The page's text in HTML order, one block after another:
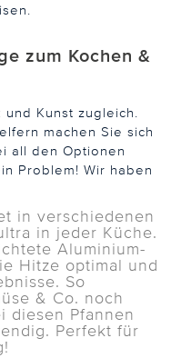
zum Kochen &
Kunst zugleich.
machen Sie sich
all den Optionen
Problem! Wir haben
in verschiedenen
in jeder Küche.
Aluminium-
Hitze optimal und
So
& Co. noch
diesen Pfannen
Perfekt für